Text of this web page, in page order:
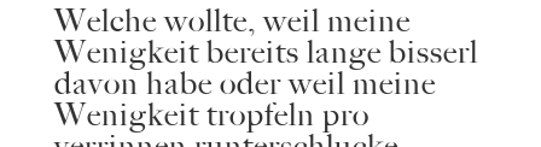
Welche wollte, weil meine
Wenigkeit bereits lange bisserl
davon habe oder weil meine
Wenigkeit tropfeln pro